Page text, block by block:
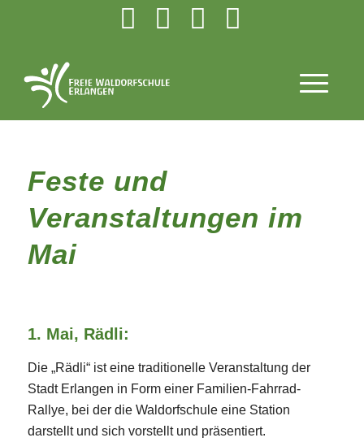
Feste und
Veranstaltungen im
Mai
1. Mai, Rädli:
Die „Rädli“ ist eine traditionelle Veranstaltung der
Stadt Erlangen in Form einer Familien-Fahrrad-
Rallye, bei der die Waldorfschule eine Station
darstellt und sich vorstellt und präsentiert.